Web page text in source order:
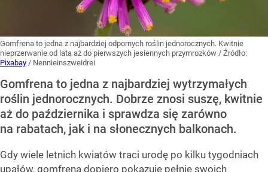
Gomfrena to jedna z najbardziej odpornych roślin jednorocznych. Kwitnie
nieprzerwanie od lata aż do pierwszych jesiennych przymrozków / Źródło:
Pixabay / Nennieinszweidrei
Gomfrena to jedna z najbardziej wytrzymałych
roślin jednorocznych. Dobrze znosi suszę, kwitnie
aż do października i sprawdza się zarówno
na rabatach, jak i na słonecznych balkonach.
Gdy wiele letnich kwiatów traci urodę po kilku tygodniach
upałów, gomfrena dopiero pokazuje pełnię swoich